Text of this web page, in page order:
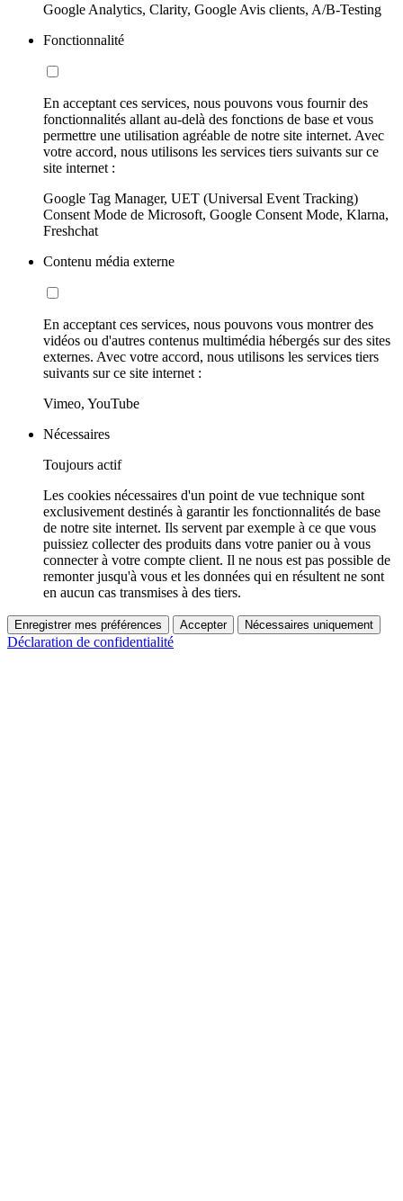
Google Analytics, Clarity, Google Avis clients, A/B-Testing
Fonctionnalité
En acceptant ces services, nous pouvons vous fournir des
fonctionnalités allant au-delà des fonctions de base et vous
permettre une utilisation agréable de notre site internet. Avec
votre accord, nous utilisons les services tiers suivants sur ce
site internet :
Google Tag Manager, UET (Universal Event Tracking)
Consent Mode de Microsoft, Google Consent Mode, Klarna,
Freshchat
Contenu média externe
En acceptant ces services, nous pouvons vous montrer des
vidéos ou d'autres contenus multimédia hébergés sur des sites
externes. Avec votre accord, nous utilisons les services tiers
suivants sur ce site internet :
Vimeo, YouTube
Nécessaires
Toujours actif
Les cookies nécessaires d'un point de vue technique sont
exclusivement destinés à garantir les fonctionnalités de base
de notre site internet. Ils servent par exemple à ce que vous
puissiez collecter des produits dans votre panier ou à vous
connecter à votre compte client. Il ne nous est pas possible de
remonter jusqu'à vous et les données qui en résultent ne sont
en aucun cas transmises à des tiers.
Enregistrer mes préférences Accepter Nécessaires uniquement
Déclaration de confidentialité